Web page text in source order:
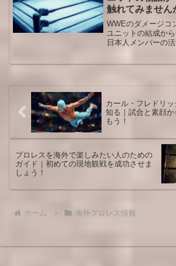
触れてみません
WWEのダメージコ
ユニットの結成か
日本人メンバーの
カール・フレドリ
知る｜試合と素顔
もう！
プロレスを海外で楽しみたい人のための
ガイド｜初めての現地観戦を成功させま
しょう！
ホーム 海外プロレス情報